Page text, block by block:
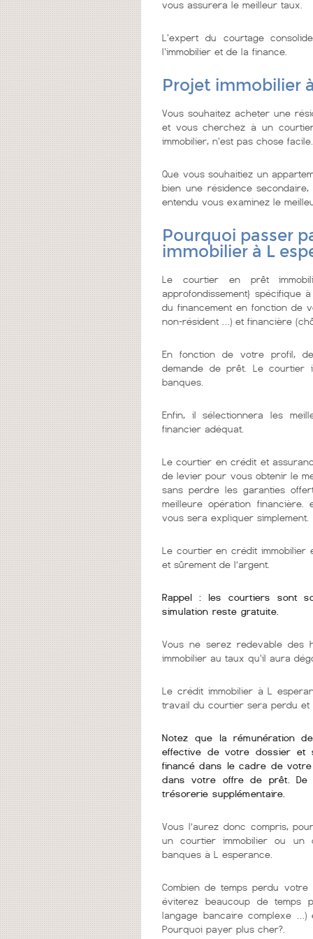
vous assurera le meilleur taux.
L'expert du courtage
l'immobilier et de la finance.
Projet immobilier
Vous souhaitez acheter une
et vous cherchez à un
immobilier, n'est pas chose facile.
Que vous souhaitiez un
bien une résidence
entendu vous examinez le
Pourquoi passer
immobilier à L
Le courtier en prêt
approfondissement} spécifique
du financement en fonction de
non-résident …) et financière
En fonction de votre profil,
demande de prêt. Le courtier
banques.
Enfin, il sélectionnera les
financier adéquat.
Le courtier en crédit et
de levier pour vous obtenir le
sans perdre les garanties
meilleure opération
vous sera expliquer simplement.
Le courtier en crédit immobilier
et sûrement de l’argent.
Rappel : les courtiers sont
simulation reste gratuite.
Vous ne serez redevable des
immobilier au taux qu'il aura
Le crédit immobilier à L
travail du courtier sera perdu
Notez que la rémunération
effective de votre dossier et
financé dans le cadre de
dans votre offre de prêt. De
trésorerie supplémentaire.
Vous l’aurez donc compris,
un courtier immobilier ou un
banques à L esperance.
Combien de temps perdu
éviterez beaucoup de temps
langage bancaire complexe …)
Pourquoi payer plus cher?.